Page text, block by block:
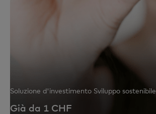
Soluzione d'investimento Sviluppo sostenibile
Già da 1 CHF